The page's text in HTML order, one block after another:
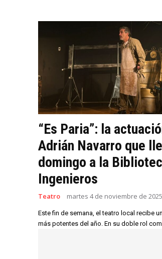
“Es Paria”: la
Adrián Navarro que
domingo a la
Ingenieros
Teatro martes 4 de noviembre de 2025
Este fin de semana, el teatro local recibe
más potentes del año. En su doble rol